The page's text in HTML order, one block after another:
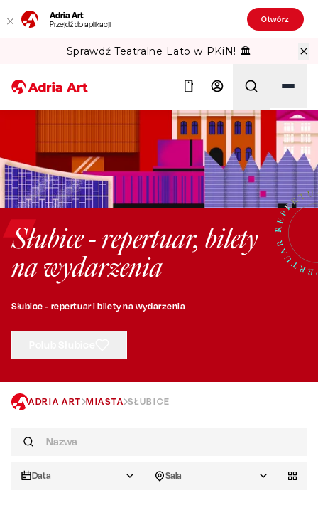
Adria Art
Przejdź do aplikacji Otwórz
Sprawdź Teatralne Lato w PKiN! 🏛️
Szukaj
Słubice - repertuar, bilety
na wydarzenia
Słubice - repertuar i bilety na wydarzenia
ADRIA ART MIASTA SŁUBICE
Data Sala